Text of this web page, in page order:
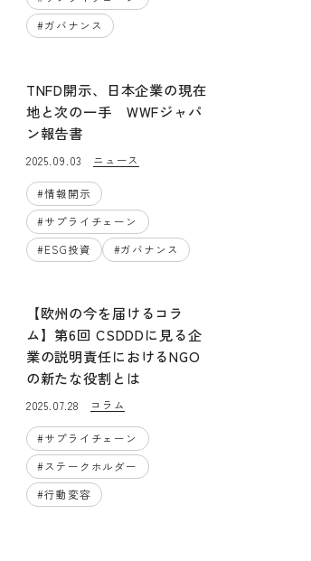
#ガバナンス
TNFD開示、日本企業の現在
地と次の一手 WWFジャパ
ン報告書
2025.09.03 ニュース
#情報開示
#サプライチェーン
#ESG投資 #ガバナンス
【欧州の今を届けるコラ
ム】第6回 CSDDDに見る企
業の説明責任におけるNGO
の新たな役割とは
2025.07.28 コラム
#サプライチェーン
#ステークホルダー
#行動変容